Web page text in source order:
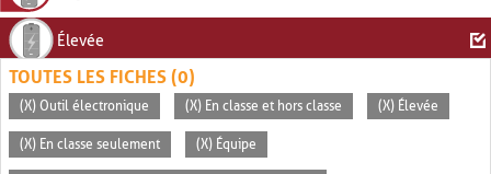
Élevée
TOUTES LES FICHES (0)
(X) Outil électronique (X) En classe et hors classe (X) Élevée
(X) En classe seulement (X) Équipe